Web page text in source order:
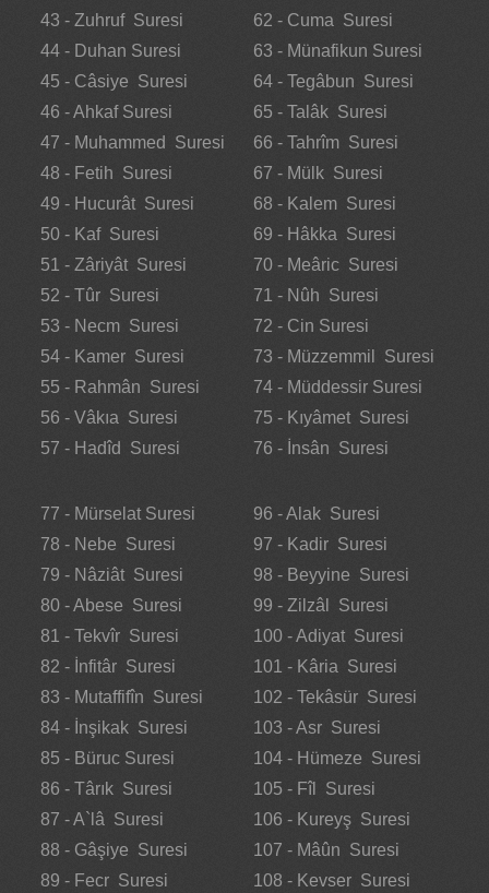
43 - Zuhruf Suresi
44 - Duhan Suresi
45 - Câsiye Suresi
46 - Ahkaf Suresi
47 - Muhammed Suresi
48 - Fetih Suresi
49 - Hucurât Suresi
50 - Kaf Suresi
51 - Zâriyât Suresi
52 - Tûr Suresi
53 - Necm Suresi
54 - Kamer Suresi
55 - Rahmân Suresi
56 - Vâkıa Suresi
57 - Hadîd Suresi
62 - Cuma Suresi
63 - Münafikun Suresi
64 - Tegâbun Suresi
65 - Talâk Suresi
66 - Tahrîm Suresi
67 - Mülk Suresi
68 - Kalem Suresi
69 - Hâkka Suresi
70 - Meâric Suresi
71 - Nûh Suresi
72 - Cin Suresi
73 - Müzzemmil Suresi
74 - Müddessir Suresi
75 - Kıyâmet Suresi
76 - İnsân Suresi
77 - Mürselat Suresi
78 - Nebe Suresi
79 - Nâziât Suresi
80 - Abese Suresi
81 - Tekvîr Suresi
82 - İnfitâr Suresi
83 - Mutaffifîn Suresi
84 - İnşikak Suresi
85 - Büruc Suresi
86 - Târık Suresi
87 - A`lâ Suresi
88 - Gâşiye Suresi
89 - Fecr Suresi
96 - Alak Suresi
97 - Kadir Suresi
98 - Beyyine Suresi
99 - Zilzâl Suresi
100 - Adiyat Suresi
101 - Kâria Suresi
102 - Tekâsür Suresi
103 - Asr Suresi
104 - Hümeze Suresi
105 - Fîl Suresi
106 - Kureyş Suresi
107 - Mâûn Suresi
108 - Kevser Suresi